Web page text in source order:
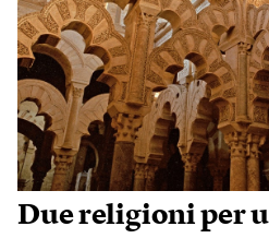
Due religioni per